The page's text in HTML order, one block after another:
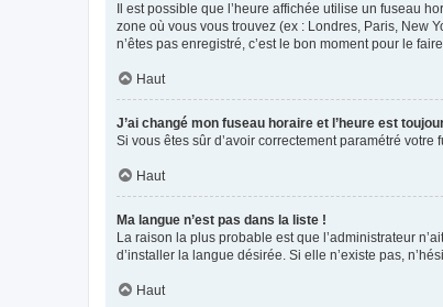
Il est possible que l’heure affichée utilise un fuseau
zone où vous vous trouvez (ex : Londres, Paris, New
n’êtes pas enregistré, c’est le bon moment pour le
Haut
J’ai changé mon fuseau horaire et l’heure est
Si vous êtes sûr d’avoir correctement paramétré
Haut
Ma langue n’est pas dans la liste !
La raison la plus probable est que l’administrateur
d’installer la langue désirée. Si elle n’existe pas,
Haut